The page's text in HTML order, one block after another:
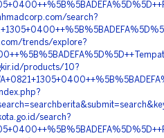
search?
trends/explore?
products/10?
search?